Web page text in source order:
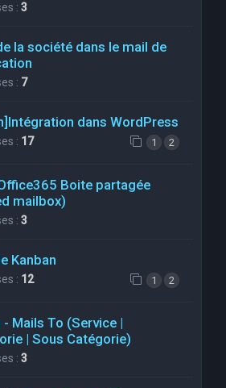
: 3
la société dans le mail de
: 7
dans WordPress
: 17 1 2
Boite partagée
mailbox)
: 3
Kanban
: 12 1 2
- Mails To (Service |
| Sous Catégorie)
: 3